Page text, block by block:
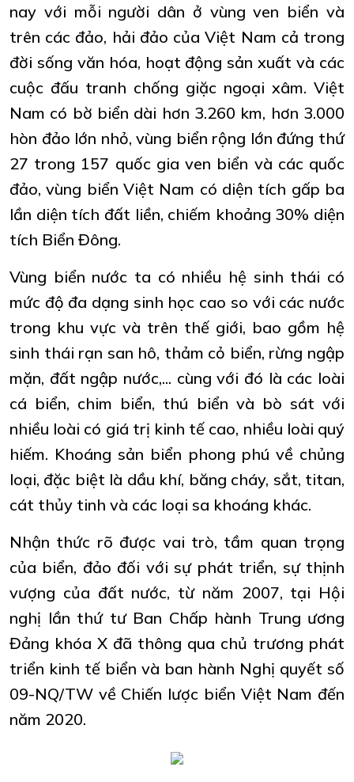
nay với mỗi người dân ở vùng ven biển và
trên các đảo, hải đảo của Việt Nam cả trong
đời sống văn hóa, hoạt động sản xuất và các
cuộc đấu tranh chống giặc ngoại xâm. Việt
Nam có bờ biển dài hơn 3.260 km, hơn 3.000
hòn đảo lớn nhỏ, vùng biển rộng lớn đứng thứ
27 trong 157 quốc gia ven biển và các quốc
đảo, vùng biển Việt Nam có diện tích gấp ba
lần diện tích đất liền, chiếm khoảng 30% diện
tích Biển Đông.
Vùng biển nước ta có nhiều hệ sinh thái có
mức độ đa dạng sinh học cao so với các nước
trong khu vực và trên thế giới, bao gồm hệ
sinh thái rạn san hô, thảm cỏ biển, rừng ngập
mặn, đất ngập nước,... cùng với đó là các loài
cá biển, chim biển, thú biển và bò sát với
nhiều loài có giá trị kinh tế cao, nhiều loài quý
hiếm. Khoáng sản biển phong phú về chủng
loại, đặc biệt là dầu khí, băng cháy, sắt, titan,
cát thủy tinh và các loại sa khoáng khác.
Nhận thức rõ được vai trò, tầm quan trọng
của biển, đảo đối với sự phát triển, sự thịnh
vượng của đất nước, từ năm 2007, tại Hội
nghị lần thứ tư Ban Chấp hành Trung ương
Đảng khóa X đã thông qua chủ trương phát
triển kinh tế biển và ban hành Nghị quyết số
09-NQ/TW về Chiến lược biển Việt Nam đến
năm 2020.